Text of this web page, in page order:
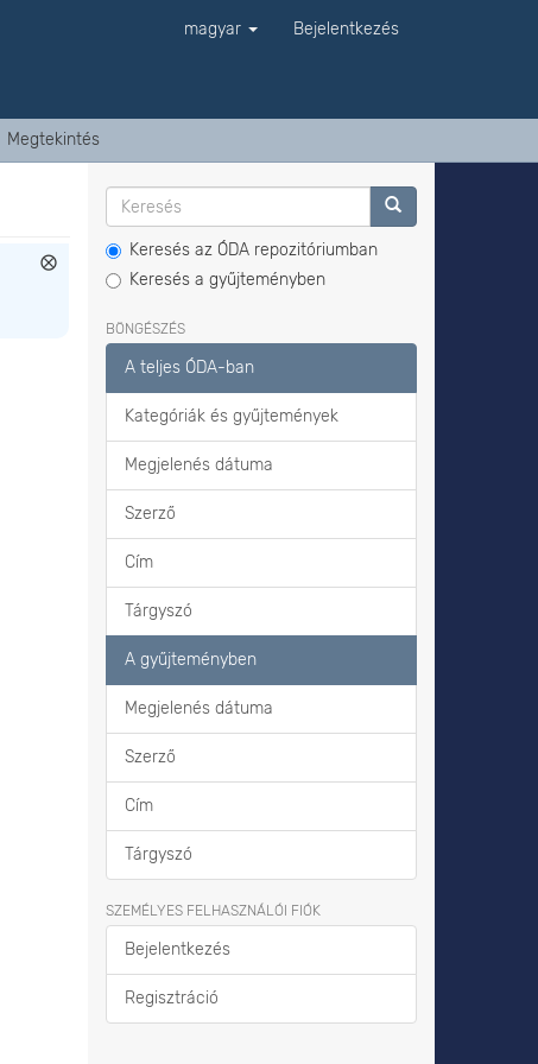
magyar Bejelentkezés
Megtekintés
Keresés az ÓDA repozitóriumban
Keresés a gyűjteményben
BÖNGÉSZÉS
A teljes ÓDA-ban
Kategóriák és gyűjtemények
Megjelenés dátuma
Szerző
Cím
Tárgyszó
A gyűjteményben
Megjelenés dátuma
Szerző
Cím
Tárgyszó
SZEMÉLYES FELHASZNÁLÓI FIÓK
Bejelentkezés
Regisztráció